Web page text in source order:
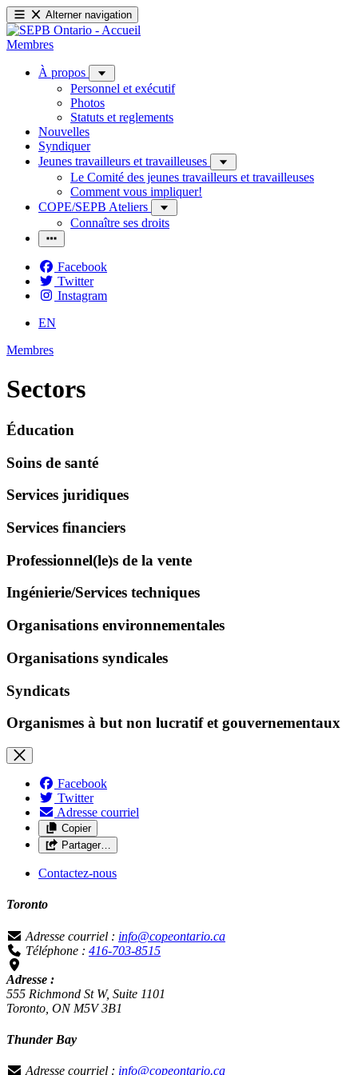
Alterner navigation
Membres
À propos
Personnel et exécutif
Photos
Statuts et reglements
Nouvelles
Syndiquer
Jeunes travailleurs et travailleuses
Le Comité des jeunes travailleurs et travailleuses
Comment vous impliquer!
COPE/SEPB Ateliers
Connaître ses droits
Facebook
Twitter
Instagram
EN
Membres
Sectors
Éducation
Soins de santé
Services juridiques
Services financiers
Professionnel(le)s de la vente
Ingénierie/Services techniques
Organisations environnementales
Organisations syndicales
Syndicats
Organismes à but non lucratif et gouvernementaux
Facebook
Twitter
Adresse courriel
Copier
Partager…
Contactez-nous
Toronto
Adresse courriel : info@copeontario.ca
Téléphone : 416-703-8515
Adresse :
555 Richmond St W, Suite 1101
Toronto, ON M5V 3B1
Thunder Bay
Adresse courriel : info@copeontario.ca